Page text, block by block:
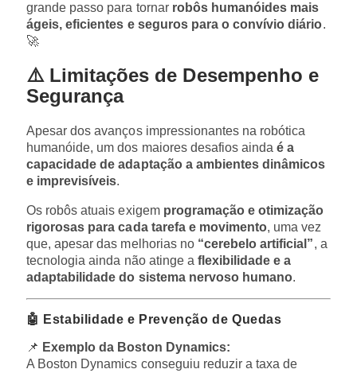
grande passo para tornar robôs humanóides mais
ágeis, eficientes e seguros para o convívio diário.
🚀
⚠️ Limitações de Desempenho e
Segurança
Apesar dos avanços impressionantes na robótica
humanóide, um dos maiores desafios aindaé a
capacidade de adaptação a ambientes dinâmicos
e imprevisíveis.
Os robôs atuais exigem programação e otimização
rigorosas para cada tarefa e movimento, uma vez
que, apesar das melhorias no “cerebelo artificial”, a
tecnologia ainda não atinge a flexibilidade e a
adaptabilidade do sistema nervoso humano.
🤖 Estabilidade e Prevenção de Quedas
📌 Exemplo da Boston Dynamics:
A Boston Dynamics conseguiu reduzir a taxa de